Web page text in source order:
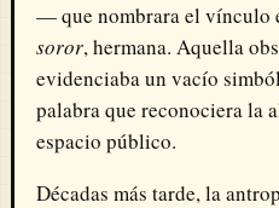
— que nombrara el vínculo
soror, hermana. Aquella
evidenciaba un vacío
palabra que reconociera la
espacio público.
Décadas más tarde, la